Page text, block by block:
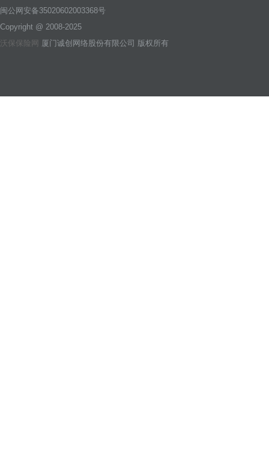
闽公网安备35020602003368号
Copyright @ 2008-2025
沃保保险网 厦门诚创网络股份有限公司 版权所有